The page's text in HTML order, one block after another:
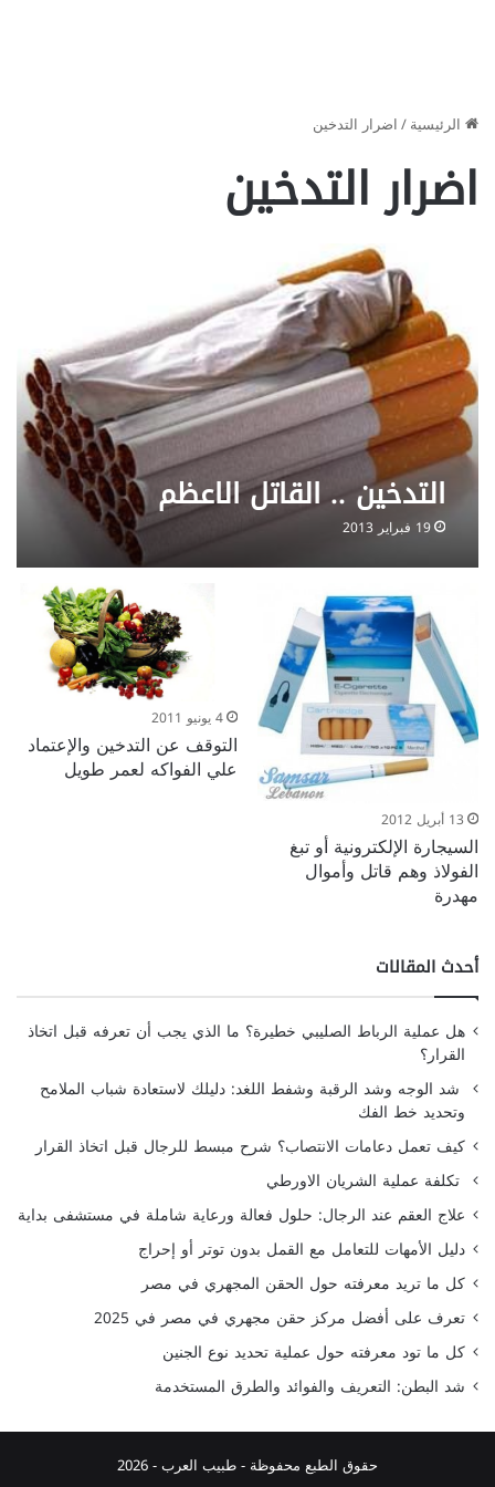
الرئيسية/اضرار التدخين
اضرار التدخين
التدخين .. القاتل الاعظم
19 فبراير 2013
13 أبريل 2012
السيجارة الإلكترونية أو تبغ
الفولاذ وهم قاتل وأموال
مهدرة
4 يونيو 2011
التوقف عن التدخين والإعتماد
علي الفواكه لعمر طويل
أحدث المقالات
هل عملية الرباط الصليبي خطيرة؟ ما الذي يجب أن تعرفه قبل اتخاذ
القرار؟
شد الوجه وشد الرقبة وشفط اللغد: دليلك لاستعادة شباب الملامح
وتحديد خط الفك
كيف تعمل دعامات الانتصاب؟ شرح مبسط للرجال قبل اتخاذ القرار
تكلفة عملية الشريان الاورطي
علاج العقم عند الرجال: حلول فعالة ورعاية شاملة في مستشفى بداية
دليل الأمهات للتعامل مع القمل بدون توتر أو إحراج
كل ما تريد معرفته حول الحقن المجهري في مصر
تعرف على أفضل مركز حقن مجهري في مصر في 2025
كل ما تود معرفته حول عملية تحديد نوع الجنين
شد البطن: التعريف والفوائد والطرق المستخدمة
حقوق الطبع محفوظة -طبيب العرب- 2026